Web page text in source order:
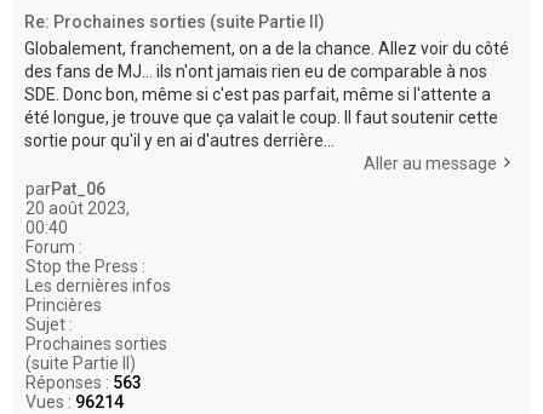
Re: Prochaines sorties (suite Partie II)
Globalement, franchement, on a de la chance. Allez voir du côté
des fans de MJ... ils n'ont jamais rien eu de comparable à nos
SDE. Donc bon, même si c'est pas parfait, même si l'attente a
été longue, je trouve que ça valait le coup. Il faut soutenir cette
sortie pour qu'il y en ai d'autres derrière...
Aller au message
parPat_06
20 août 2023,
00:40
Forum :
Stop the Press :
Les dernières infos
Princières
Sujet :
Prochaines sorties
(suite Partie II)
Réponses : 563
Vues : 96214